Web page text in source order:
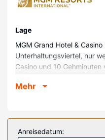
Lage
MGM Grand Hotel &
Unterhaltungsviertel, nur
Casino und 10 Gehminuten
Live und 1,1 km von T-
Buche einen Aufenthalt in
Flachbildfernseher.
Mehr
Anreisedatum: